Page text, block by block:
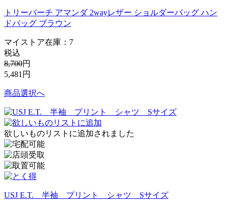
トリーバーチ アマンダ 2wayレザー ショルダーバッグ ハン
ドバッグ ブラウン
マイストア在庫： 7
税込
8,700円
5,481 円
商品選択へ
欲しいものリストに追加されました
USJ E.T. 半袖 プリント シャツ Sサイズ